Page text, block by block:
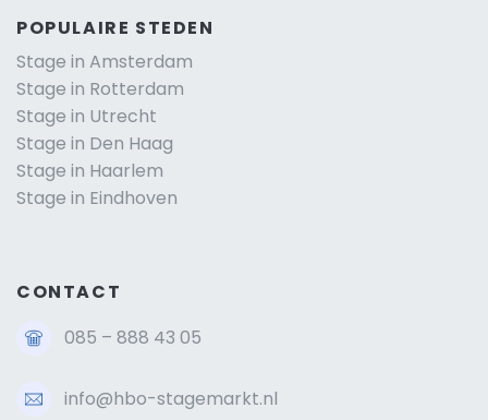
POPULAIRE STEDEN
Stage in Amsterdam
Stage in Rotterdam
Stage in Utrecht
Stage in Den Haag
Stage in Haarlem
Stage in Eindhoven
CONTACT
085 – 888 43 05
info@hbo-stagemarkt.nl